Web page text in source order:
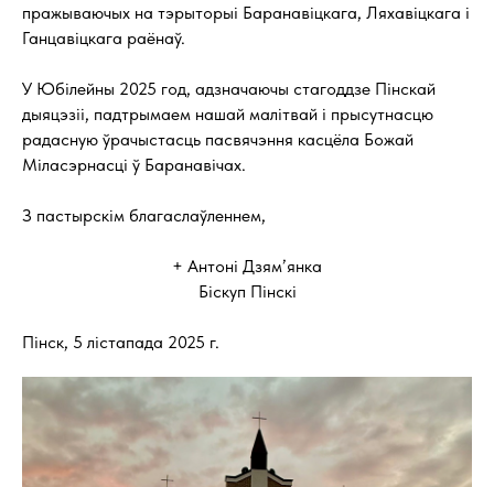
пражываючых на тэрыторыі Баранавіцкага, Ляхавіцкага і
Ганцавіцкага раёнаў.
У Юбілейны 2025 год, адзначаючы стагоддзе Пінскай
дыяцэзіі, падтрымаем нашай малітвай і прысутнасцю
радасную ўрачыстасць пасвячэння касцёла Божай
Міласэрнасці ў Баранавічах.
З пастырскім благаслаўленнем,
+ Антоні Дзям’янка
Біскуп Пінскі
Пінск, 5 лістапада 2025 г.